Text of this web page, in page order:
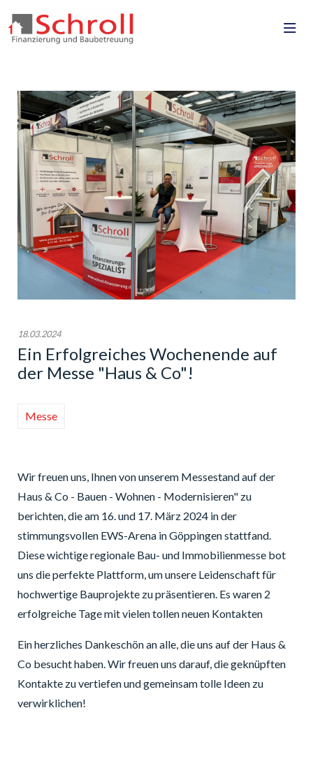
18.03.2024
Ein Erfolgreiches Wochenende auf
der Messe "Haus & Co"!
Messe
Wir freuen uns, Ihnen von unserem Messestand auf der
Haus & Co - Bauen - Wohnen - Modernisieren" zu
berichten, die am 16. und 17. März 2024 in der
stimmungsvollen EWS-Arena in Göppingen stattfand.
Diese wichtige regionale Bau- und Immobilienmesse bot
uns die perfekte Plattform, um unsere Leidenschaft für
hochwertige Bauprojekte zu präsentieren. Es waren 2
erfolgreiche Tage mit vielen tollen neuen Kontakten
Ein herzliches Dankeschön an alle, die uns auf der Haus &
Co besucht haben. Wir freuen uns darauf, die geknüpften
Kontakte zu vertiefen und gemeinsam tolle Ideen zu
verwirklichen!